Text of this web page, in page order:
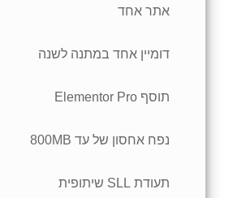
אתר אחד
דומיין אחד במתנה לשנה
תוסף Elementor Pro
נפח אחסון של עד 800MB
תעודת SLL שיתופית